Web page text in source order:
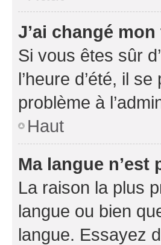
J’ai changé
Si vous êtes sûr
l’heure d’été, il
problème à
Haut
Ma langue
La raison la plus
langue ou bien
langue. Essayez